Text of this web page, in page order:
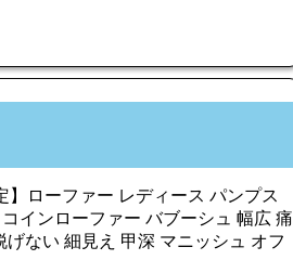
】ローファー レディース パンプス
インローファー バブーシュ 幅広 痛
げない 細見え 甲深 マニッシュ オフ